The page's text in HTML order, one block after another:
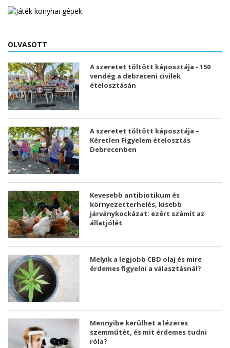
OLVASOTT
A szeretet töltött káposztája - 150
vendég a debreceni civilek
ételosztásán
A szeretet töltött káposztája –
Kéretlen Figyelem ételosztás
Debrecenben
Kevesebb antibiotikum és
környezetterhelés, kisebb
járványkockázat: ezért számít az
állatjólét
Melyik a legjobb CBD olaj és mire
érdemes figyelni a választásnál?
Mennyibe kerülhet a lézeres
szemműtét, és mit érdemes tudni
róla?